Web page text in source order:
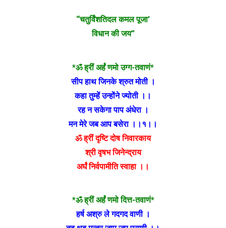
“चतुर्विंशतिदल कमल पूजा’
विधान की जय”
*ॐ ह्रीं अर्हं णमो उग्ग-तवाणं*
सीप हाथ जिनके श्रुत मोती ।
कहा तुम्हें उन्होंने ज्योती ।।
रह न सकेगा पाप अंधेरा ।
मन मेरे जब आप बसेरा‌ ।।१।।
ॐ ह्रीं दृष्टि दोष निवारकाय
श्री वृषभ जिनेन्द्राय
अर्घं निर्वपामीति स्वाहा ।।
*ॐ ह्रीं अर्हं णमो दित्त-तवाणं*
हर्ष अश्रु ले गदगद वाणी ।